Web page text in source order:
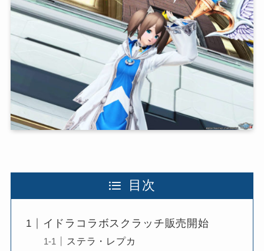
目次
イドラコラボスクラッチ販売開始
ステラ・レプカ